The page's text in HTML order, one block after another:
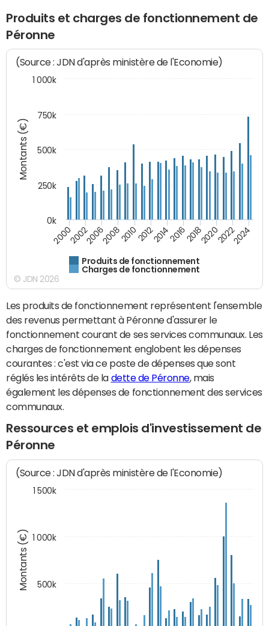
Produits et charges de fonctionnement de
Péronne
Montants (€)
(Source : JDN d'après ministère de l'Economie)
Produits de fonctionnement
Charges de fonctionnement
200020022006200820102012201420162018202020222024
0k
250k
500k
750k
1 000k
© JDN 2026
Les produits de fonctionnement représentent l'ensemble
des revenus permettant à Péronne d'assurer le
fonctionnement courant de ses services communaux. Les
charges de fonctionnement englobent les dépenses
courantes : c'est via ce poste de dépenses que sont
réglés les intérêts de la dette de Péronne, mais
également les dépenses de fonctionnement des services
communaux.
Ressources et emplois d'investissement de
Péronne
Montants (€)
(Source : JDN d'après ministère de l'Economie)
500k
1 000k
1 500k